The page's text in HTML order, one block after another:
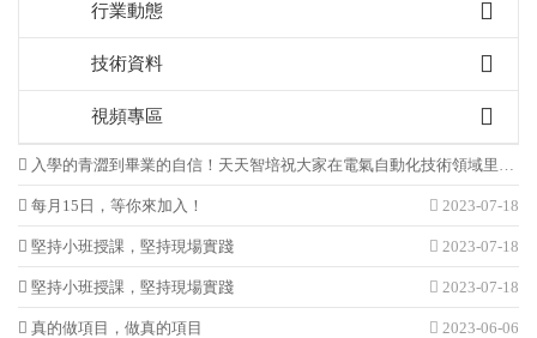
行業動態
技術資料
視頻專區
入學的青澀到畢業的自信！天天智培祝大家在電氣自動化技術領域里發展得越來越好！
2023-07-18
每月15日，等你來加入！ 2023-07-18
堅持小班授課，堅持現場實踐 2023-07-18
堅持小班授課，堅持現場實踐 2023-07-18
真的做項目，做真的項目 2023-06-06